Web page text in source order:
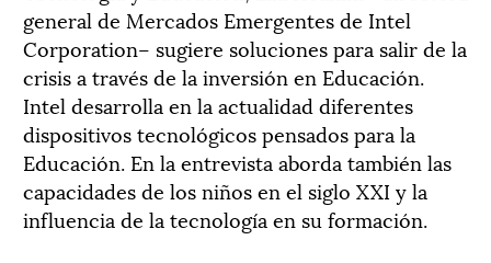
general de Mercados Emergentes de Intel
Corporation– sugiere soluciones para salir de la
crisis a través de la inversión en Educación.
Intel desarrolla en la actualidad diferentes
dispositivos tecnológicos pensados para la
Educación. En la entrevista aborda también las
capacidades de los niños en el siglo XXI y la
influencia de la tecnología en su formación.